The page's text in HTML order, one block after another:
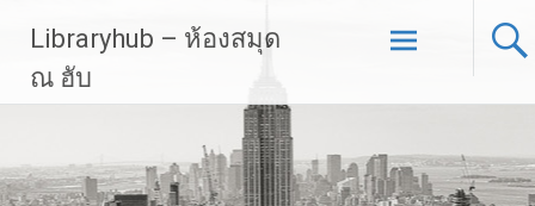
content
Libraryhub – ห้องสมุด
ณ ฮับ